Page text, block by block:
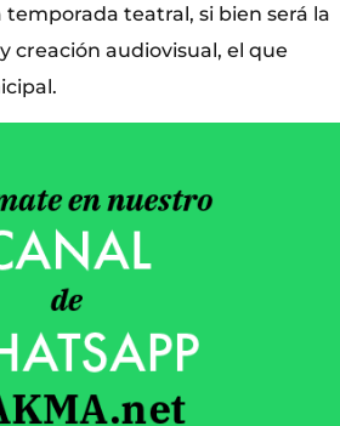
teatral, si bien será la
creación audiovisual, el que